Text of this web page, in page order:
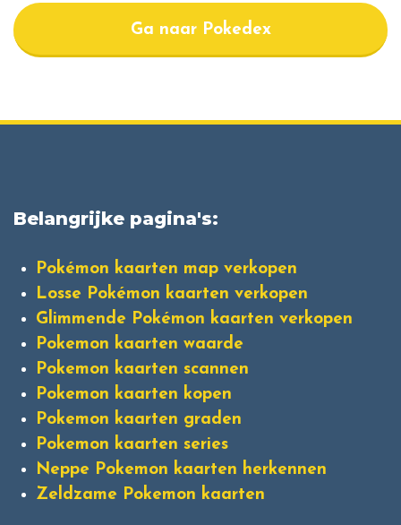
Ga naar Pokedex
Belangrijke pagina's:
Pokémon kaarten map verkopen
Losse Pokémon kaarten verkopen
Glimmende Pokémon kaarten verkopen
Pokemon kaarten waarde
Pokemon kaarten scannen
Pokemon kaarten kopen
Pokemon kaarten graden
Pokemon kaarten series
Neppe Pokemon kaarten herkennen
Zeldzame Pokemon kaarten